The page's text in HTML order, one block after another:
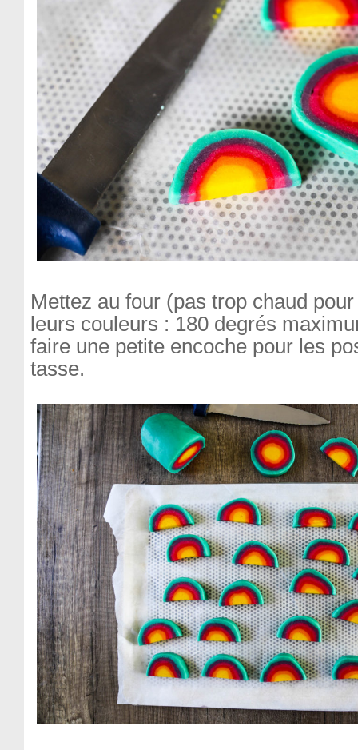
Mettez au four (pas trop chaud pour
leurs couleurs : 180 degrés
faire une petite encoche pour les
tasse.